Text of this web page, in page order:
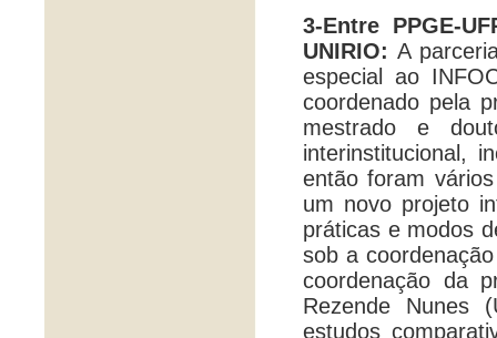
3-Entre PPGE-
UNIRIO: A
especial ao
coordenado pela
mestrado e
interinstitucional,
então foram
um novo projeto
práticas e modos
sob a
coordenação da
Rezende Nunes
estudos